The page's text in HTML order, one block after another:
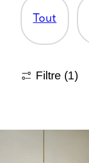
Tout
Filtre (1)